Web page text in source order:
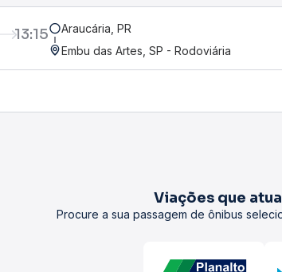
13:15
Araucária, PR
Embu das Artes, SP - Rodoviária
Viações que
Procure a sua passagem de ônibus